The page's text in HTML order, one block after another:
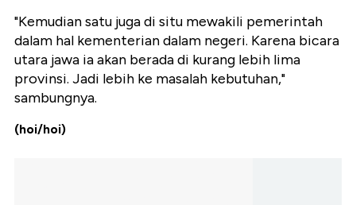
"Kemudian satu juga di situ mewakili pemerintah
dalam hal kementerian dalam negeri. Karena bicara
utara jawa ia akan berada di kurang lebih lima
provinsi. Jadi lebih ke masalah kebutuhan,"
sambungnya.
(hoi/hoi)